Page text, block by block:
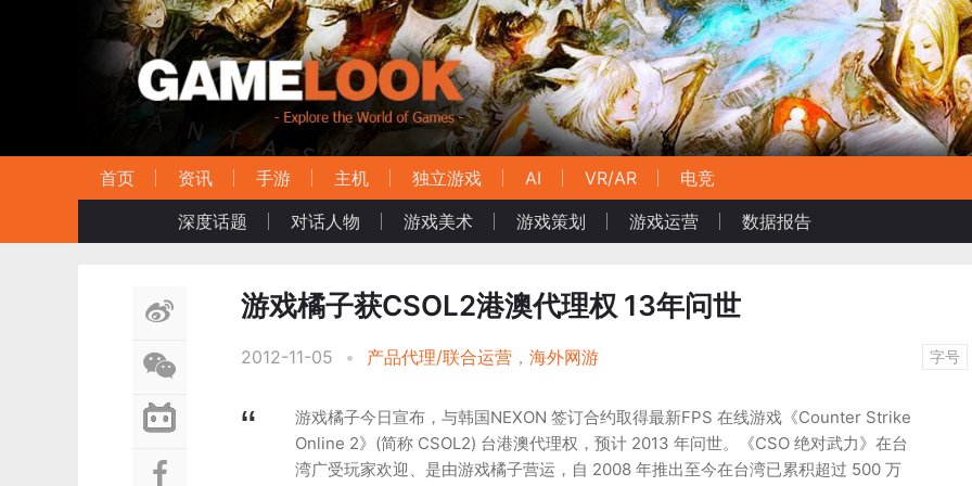
首页 资讯 手游 主机 独立游戏 AI VR/AR
电竞
深度话题
对话人物 游戏美术 游戏策划 游戏运营 数据报告
游戏橘子获CSOL2港澳代理权 13年问世
2012-11-05 • 产品代理/联合运营 ， 海外网游 字号
游戏橘子今日宣布，与韩国NEXON 签订合约取得最新FPS 在线游戏《Counter Strike
Online 2》(简称 CSOL2) 台港澳代理权，预计 2013 年问世。《CSO 绝对武力》在台
湾广受玩家欢迎、是由游戏橘子营运，自 2008 年推出至今在台湾已累积超过 500 万